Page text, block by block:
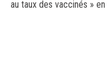
au taux des vaccinés »